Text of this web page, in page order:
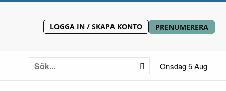
LOGGA IN / SKAPA KONTO PRENUMERERA
Onsdag 5 Aug